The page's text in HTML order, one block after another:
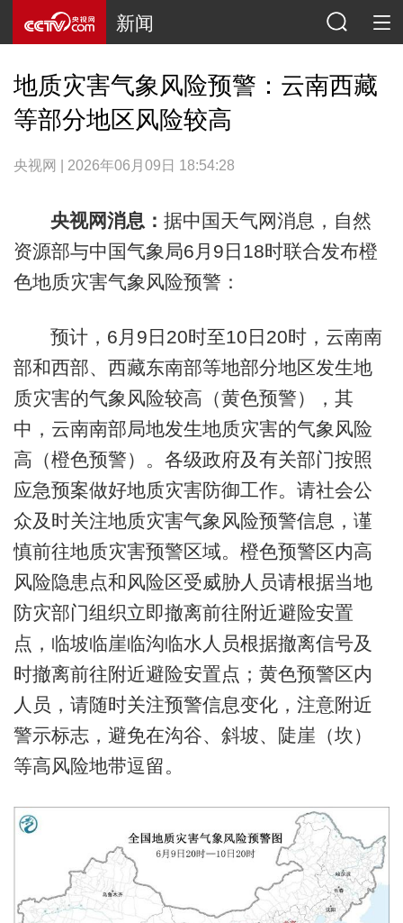
新闻
地质灾害气象风险预警：云南西藏
等部分地区风险较高
央视网 | 2026年06月09日 18:54:28
央视网消息： 据中国天气网消息，自然
资源部与中国气象局6月9日18时联合发布橙
色地质灾害气象风险预警：
预计，6月9日20时至10日20时，云南南
部和西部、西藏东南部等地部分地区发生地
质灾害的气象风险较高（黄色预警），其
中，云南南部局地发生地质灾害的气象风险
高（橙色预警）。各级政府及有关部门按照
应急预案做好地质灾害防御工作。请社会公
众及时关注地质灾害气象风险预警信息，谨
慎前往地质灾害预警区域。橙色预警区内高
风险隐患点和风险区受威胁人员请根据当地
防灾部门组织立即撤离前往附近避险安置
点，临坡临崖临沟临水人员根据撤离信号及
时撤离前往附近避险安置点；黄色预警区内
人员，请随时关注预警信息变化，注意附近
警示标志，避免在沟谷、斜坡、陡崖（坎）
等高风险地带逗留。